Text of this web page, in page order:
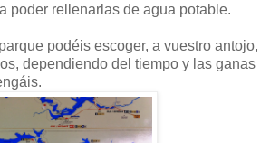
poder rellenarlas de agua potable.
podéis escoger, a vuestro antojo,
dependiendo del tiempo y las ganas